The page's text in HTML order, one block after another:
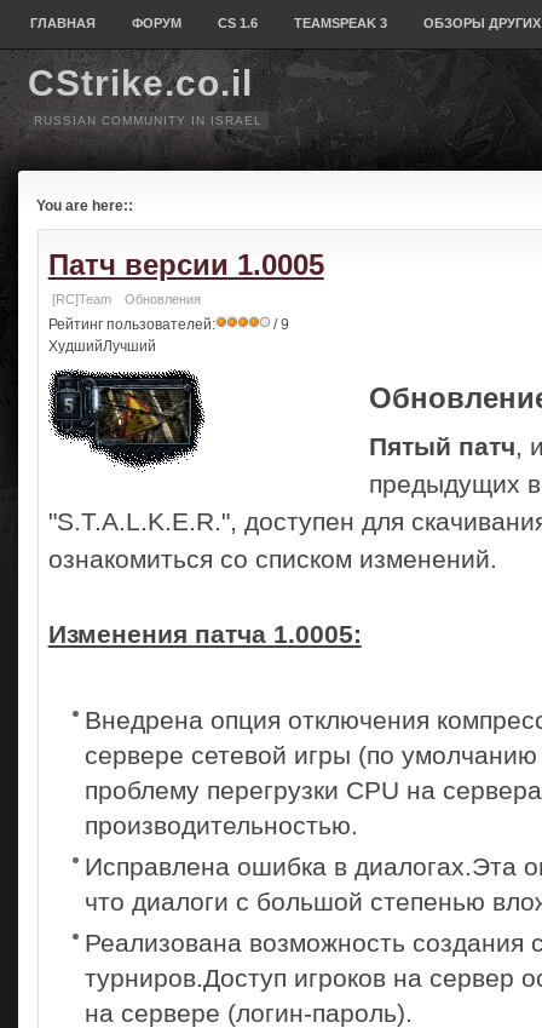
CStrike.co.il
RUSSIAN COMMUNITY IN ISRAEL
ГЛАВНАЯ ФОРУМ CS 1.6 TEAMSPEAK 3 ОБЗОРЫ ДРУГИХ
You are here::
Патч версии 1.0005
[RC]Team Обновления
Рейтинг пользователей:
/ 9
ХудшийЛучший
Пятый патч,
предыдущих
"S.T.A.L.K.E.R.", доступен для
ознакомиться со списком изменений.
Изменения патча 1.0005:
Внедрена опция отключения
сервере сетевой игры (по
проблему перегрузки CPU на
производительностью.
Исправлена ошибка в диалогах.Эта
что диалоги с большой степенью
Реализована возможность создания
турниров.Доступ игроков на сервер
на сервере (логин-пароль).